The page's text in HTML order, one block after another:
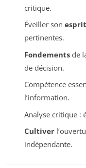
critique.
Éveiller son esprit
pertinentes.
Fondementsde
de décision.
Compétence
l’information.
Analyse critique :
Cultiver
indépendante.